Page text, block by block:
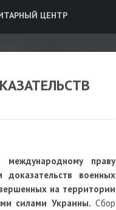
ЦЕНТР
международному праву
доказательств военных
на территории
силами Украины. Сбор